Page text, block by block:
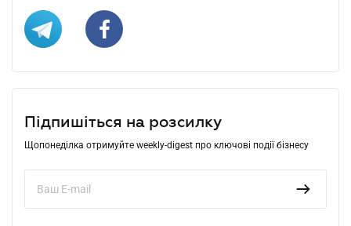
Підпишіться на розсилку
Щопонеділка отримуйте weekly-digest про ключові події бізнесу